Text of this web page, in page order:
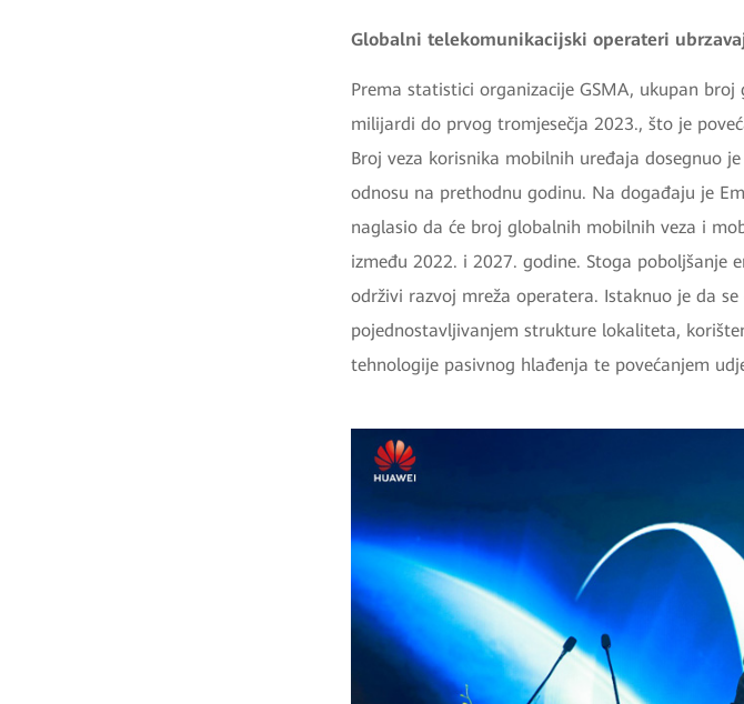
Globalni telekomunikacijski operateri
Prema statistici organizacije GSMA, ukupan
milijardi do prvog tromjesečja 2023., što je
Broj veza korisnika mobilnih uređaja dosegnuo
odnosu na prethodnu godinu. Na događaju je
naglasio da će broj globalnih mobilnih veza i
između 2022. i 2027. godine. Stoga poboljšanje
održivi razvoj mreža operatera. Istaknuo je da
pojednostavljivanjem strukture lokaliteta,
tehnologije pasivnog hlađenja te povećanjem